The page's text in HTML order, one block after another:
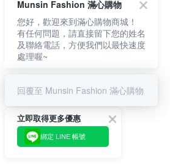
立即取得更多優惠
綁定 LINE 帳號
Munsin Fashion 滿心購物
您好，歡迎來到滿心購物商城！
有任何問題，請直接留下您的姓名
及聯絡電話，方便我們以最快速度
處理喔~
回覆至 Munsin Fashion 滿心購物